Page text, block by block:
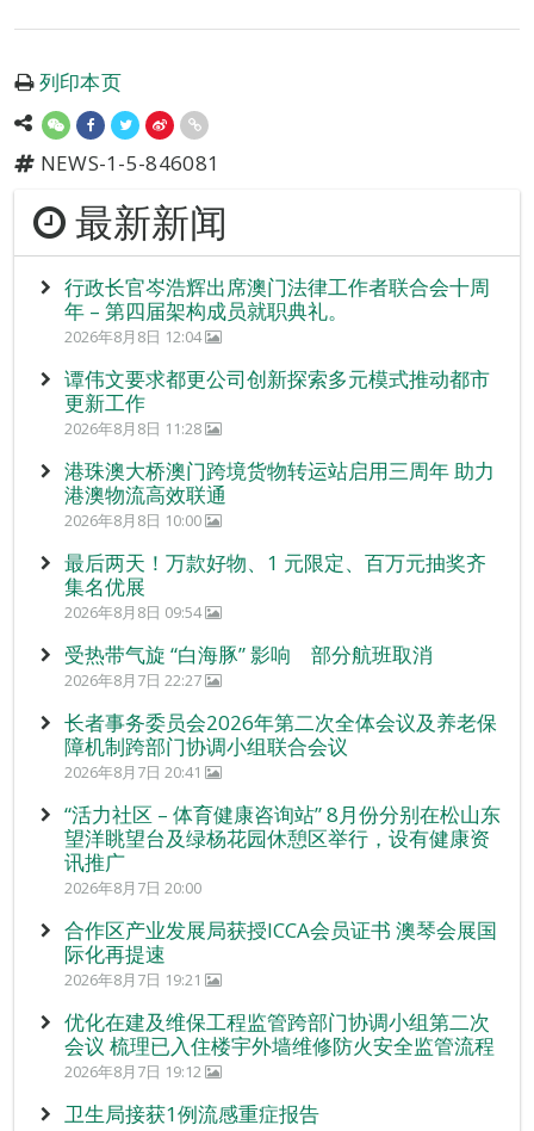
列印本页
NEWS-1-5-846081
最新新闻
行政长官岑浩辉出席澳门法律工作者联合会十周
年 – 第四届架构成员就职典礼。
2026年8月8日 12:04
谭伟文要求都更公司创新探索多元模式推动都市
更新工作
2026年8月8日 11:28
港珠澳大桥澳门跨境货物转运站启用三周年 助力
港澳物流高效联通
2026年8月8日 10:00
最后两天！万款好物、1 元限定、百万元抽奖齐
集名优展
2026年8月8日 09:54
受热带气旋 “白海豚” 影响 部分航班取消
2026年8月7日 22:27
长者事务委员会2026年第二次全体会议及养老保
障机制跨部门协调小组联合会议
2026年8月7日 20:41
“活力社区 – 体育健康咨询站” 8月份分别在松山东
望洋眺望台及绿杨花园休憩区举行，设有健康资
讯推广
2026年8月7日 20:00
合作区产业发展局获授ICCA会员证书 澳琴会展国
际化再提速
2026年8月7日 19:21
优化在建及维保工程监管跨部门协调小组第二次
会议 梳理已入住楼宇外墙维修防火安全监管流程
2026年8月7日 19:12
卫生局接获1例流感重症报告